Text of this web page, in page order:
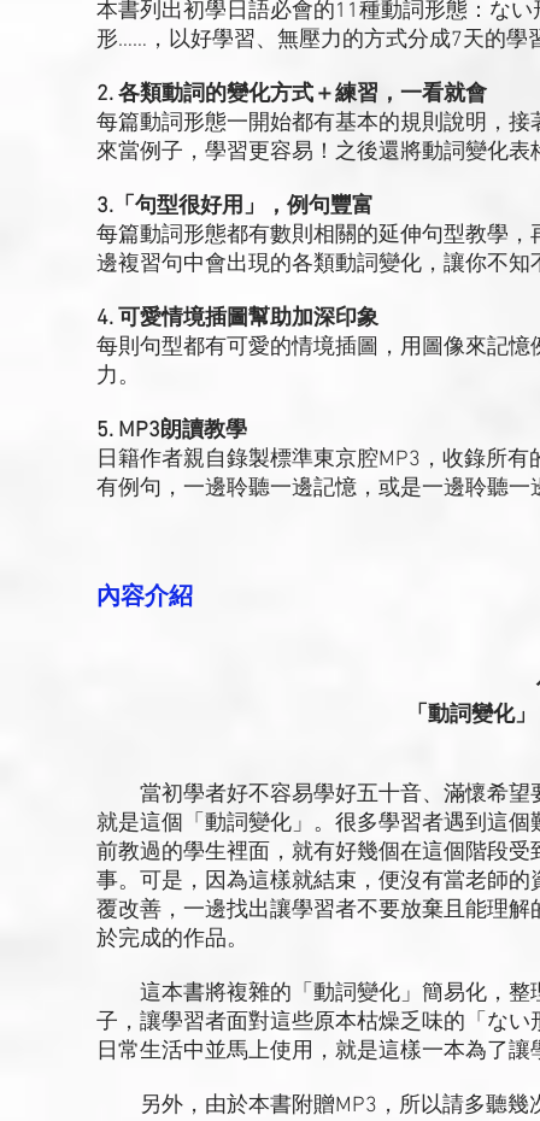
本書列出初學日語必會的11種動詞形態：な
形……，以好學習、無壓力的方式分成7天的
2. 各類動詞的變化方式＋練習，一看就會
每篇動詞形態一開始都有基本的規則說明，
來當例子，學習更容易！之後還將動詞變化
3.「句型很好用」，例句豐富
每篇動詞形態都有數則相關的延伸句型教學
邊複習句中會出現的各類動詞變化，讓你不
4. 可愛情境插圖幫助加深印象
每則句型都有可愛的情境插圖，用圖像來記
力。
5. MP3朗讀教學
日籍作者親自錄製標準東京腔MP3，收錄所
有例句，一邊聆聽一邊記憶，或是一邊聆聽
內容介紹
「動詞變化
當初學者好不容易學好五十音、滿懷希望
就是這個「動詞變化」。很多學習者遇到這
前教過的學生裡面，就有好幾個在這個階段
事。可是，因為這樣就結束，便沒有當老師
覆改善，一邊找出讓學習者不要放棄且能理
於完成的作品。
這本書將複雜的「動詞變化」簡易化，整
子，讓學習者面對這些原本枯燥乏味的「な
日常生活中並馬上使用，就是這樣一本為了
另外，由於本書附贈MP3，所以請多聽幾